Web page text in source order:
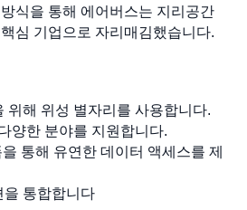
식을 통해 에어버스는 지리공간
심 기업으로 자리매김했습니다.
위해 위성 별자리를 사용합니다.
양한 분야를 지원합니다.
통해 유연한 데이터 액세스를 제
을 통합합니다